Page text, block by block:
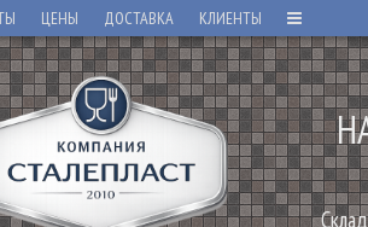
ЦЕНЫ ДОСТАВКА КЛИЕНТЫ